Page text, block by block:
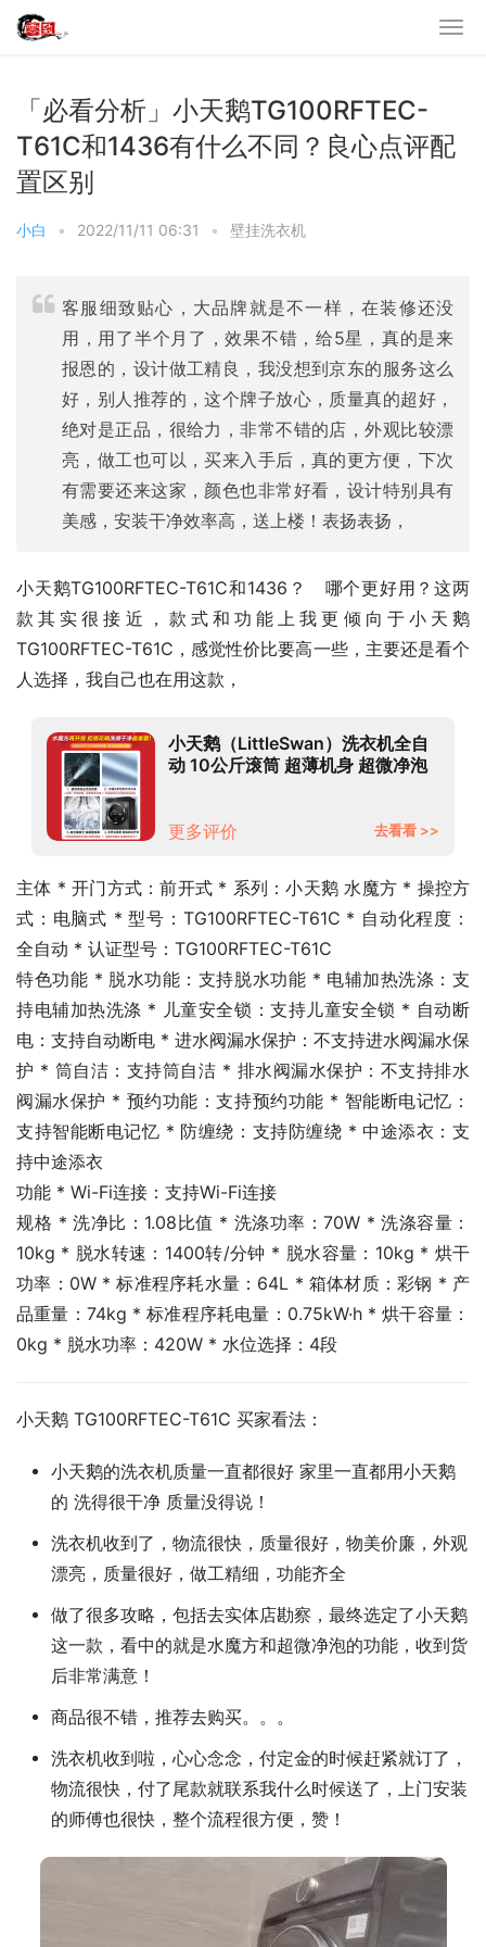
「必看分析」小天鹅TG100RFTEC-
T61C和1436有什么不同？良心点评配
置区别
小白 • 2022/11/11 06:31 • 壁挂洗衣机
客服细致贴心，大品牌就是不一样，在装修还没
用，用了半个月了，效果不错，给5星，真的是来
报恩的，设计做工精良，我没想到京东的服务这么
好，别人推荐的，这个牌子放心，质量真的超好，
绝对是正品，很给力，非常不错的店，外观比较漂
亮，做工也可以，买来入手后，真的更方便，下次
有需要还来这家，颜色也非常好看，设计特别具有
美感，安装干净效率高，送上楼！表扬表扬，
小天鹅TG100RFTEC-T61C和1436？   哪个更好用？这两
款其实很接近，款式和功能上我更倾向于小天鹅
TG100RFTEC-T61C，感觉性价比要高一些，主要还是看个
人选择，我自己也在用这款，
小天鹅（LittleSwan）洗衣机全自
动 10公斤滚筒 超薄机身 超微净泡
更多评价
去看看 >>
主体 * 开门方式：前开式 * 系列：小天鹅 水魔方 * 操控方
式：电脑式 * 型号：TG100RFTEC-T61C * 自动化程度：
全自动 * 认证型号：TG100RFTEC-T61C
特色功能 * 脱水功能：支持脱水功能 * 电辅加热洗涤：支
持电辅加热洗涤 * 儿童安全锁：支持儿童安全锁 * 自动断
电：支持自动断电 * 进水阀漏水保护：不支持进水阀漏水保
护 * 筒自洁：支持筒自洁 * 排水阀漏水保护：不支持排水
阀漏水保护 * 预约功能：支持预约功能 * 智能断电记忆：
支持智能断电记忆 * 防缠绕：支持防缠绕 * 中途添衣：支
持中途添衣
功能 * Wi-Fi连接：支持Wi-Fi连接
规格 * 洗净比：1.08比值 * 洗涤功率：70W * 洗涤容量：
10kg * 脱水转速：1400转/分钟 * 脱水容量：10kg * 烘干
功率：0W * 标准程序耗水量：64L * 箱体材质：彩钢 * 产
品重量：74kg * 标准程序耗电量：0.75kW·h * 烘干容量：
0kg * 脱水功率：420W * 水位选择：4段
小天鹅 TG100RFTEC-T61C 买家看法：
小天鹅的洗衣机质量一直都很好 家里一直都用小天鹅
的 洗得很干净 质量没得说！
洗衣机收到了，物流很快，质量很好，物美价廉，外观
漂亮，质量很好，做工精细，功能齐全
做了很多攻略，包括去实体店勘察，最终选定了小天鹅
这一款，看中的就是水魔方和超微净泡的功能，收到货
后非常满意！
商品很不错，推荐去购买。。。
洗衣机收到啦，心心念念，付定金的时候赶紧就订了，
物流很快，付了尾款就联系我什么时候送了，上门安装
的师傅也很快，整个流程很方便，赞！